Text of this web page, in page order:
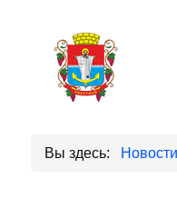
Вы здесь: Новости